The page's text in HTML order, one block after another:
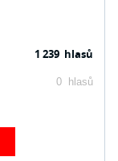
1 239 hlasů
0 hlasů